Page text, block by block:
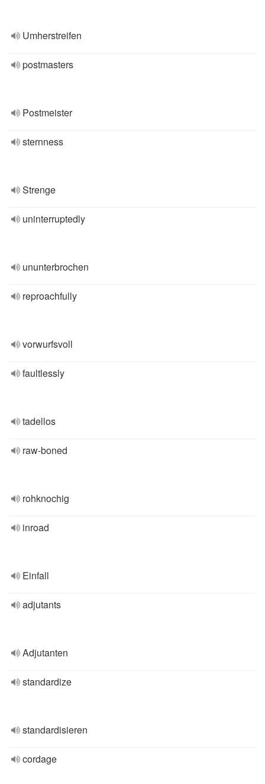
Umherstreifen
postmasters
Postmeister
sternness
Strenge
uninterruptedly
ununterbrochen
reproachfully
vorwurfsvoll
faultlessly
tadellos
raw-boned
rohknochig
inroad
Einfall
adjutants
Adjutanten
standardize
standardisieren
cordage